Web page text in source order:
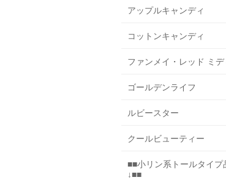
アップルキャンディ
コットンキャンディ
ファンメイ・レッド ミデ
ゴールデンライフ
ルビースター
クールビューティー
■■小リン系トールタイプ
↓■■